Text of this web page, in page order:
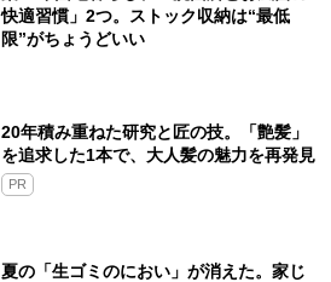
快適習慣」2つ。ストック収納は“最低
限”がちょうどいい
20年積み重ねた研究と匠の技。「艶髪」
を追求した1本で、大人髪の魅力を再発見
PR
夏の「生ゴミのにおい」が消えた。家じ